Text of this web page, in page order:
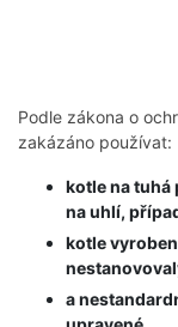
Podle zákona o
zakázáno používat:
kotle na tuhá
na uhlí,
kotle
a